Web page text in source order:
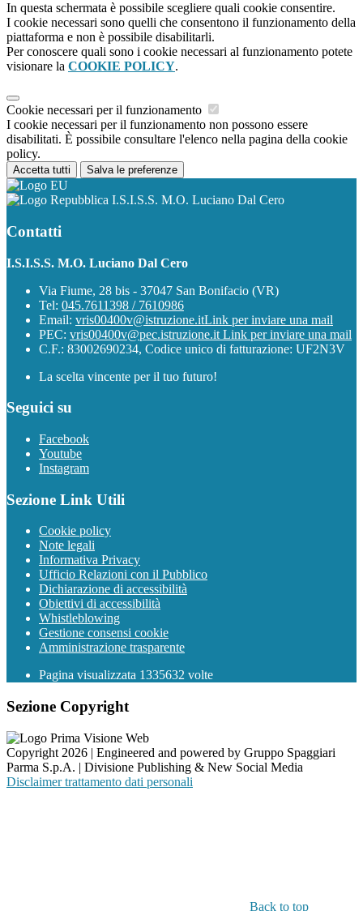
In questa schermata è possibile scegliere quali cookie consentire.
I cookie necessari sono quelli che consentono il funzionamento della
piattaforma e non è possibile disabilitarli.
Per conoscere quali sono i cookie necessari al funzionamento potete
visionare la COOKIE POLICY.
Cookie necessari per il funzionamento
I cookie necessari per il funzionamento non possono essere
disabilitati. È possibile consultare l'elenco nella pagina della cookie
policy.
Accetta tutti Salva le preferenze
I.S.I.S.S. M.O. Luciano Dal Cero
Contatti
I.S.I.S.S. M.O. Luciano Dal Cero
Via Fiume, 28 bis - 37047 San Bonifacio (VR)
Tel: 045.7611398 / 7610986
Email: vris00400v@istruzione.itLink per inviare una mail
PEC: vris00400v@pec.istruzione.it Link per inviare una mail
C.F.: 83002690234, Codice unico di fatturazione: UF2N3V
La scelta vincente per il tuo futuro!
Seguici su
Facebook
Youtube
Instagram
Sezione Link Utili
Cookie policy
Note legali
Informativa Privacy
Ufficio Relazioni con il Pubblico
Dichiarazione di accessibilità
Obiettivi di accessibilità
Whistleblowing
Gestione consensi cookie
Amministrazione trasparente
Pagina visualizzata 1335632 volte
Sezione Copyright
Copyright 2026 | Engineered and powered by Gruppo Spaggiari
Parma S.p.A. | Divisione Publishing & New Social Media
Disclaimer trattamento dati personali
Back to top